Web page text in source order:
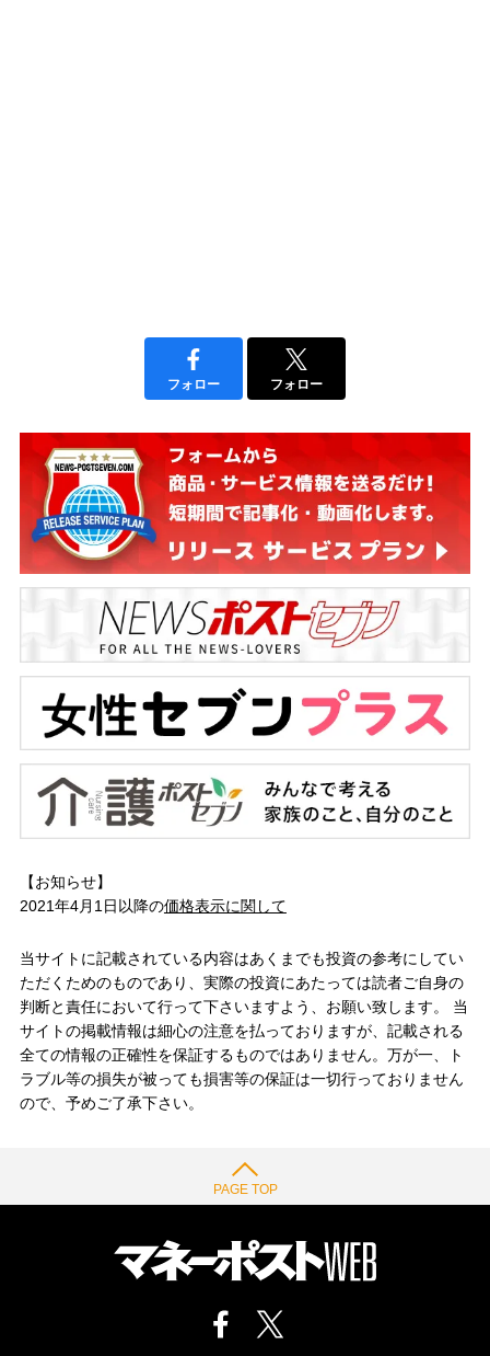
フォロー フォロー
【お知らせ】
2021年4月1日以降の価格表示に関して
当サイトに記載されている内容はあくまでも投資の参考にしてい
ただくためのものであり、実際の投資にあたっては読者ご自身の
判断と責任において行って下さいますよう、お願い致します。 当
サイトの掲載情報は細心の注意を払っておりますが、記載される
全ての情報の正確性を保証するものではありません。万が一、ト
ラブル等の損失が被っても損害等の保証は一切行っておりません
ので、予めご了承下さい。
PAGE TOP